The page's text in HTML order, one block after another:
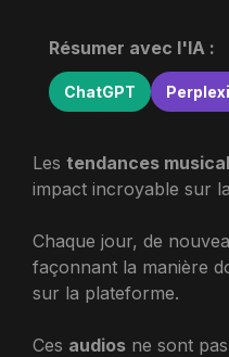
Résumer avec l'IA :
ChatGPT
Les tendances
impact incroyable sur
Chaque jour, de
façonnant la manière
sur la plateforme.
Ces audios ne sont